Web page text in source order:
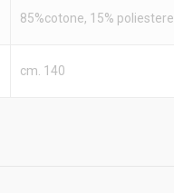
85%cotone, 15% poliestere
cm. 140